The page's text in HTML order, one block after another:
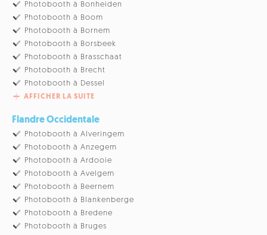
Photobooth à Bonheiden
Photobooth à Boom
Photobooth à Bornem
Photobooth à Borsbeek
Photobooth à Brasschaat
Photobooth à Brecht
Photobooth à Dessel
AFFICHER LA SUITE
Flandre Occidentale
Photobooth à Alveringem
Photobooth à Anzegem
Photobooth à Ardooie
Photobooth à Avelgem
Photobooth à Beernem
Photobooth à Blankenberge
Photobooth à Bredene
Photobooth à Bruges